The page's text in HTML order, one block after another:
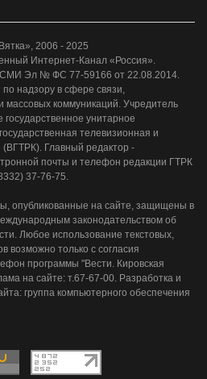
2006 - 2025
Интернет-Канал «Россия».
СМИ Эл № ФС 77-59166 от 22.08.2014.
надзору в сфере связи,
коммуникаций. Учредитель
унитарное
телевизионная и
Главный редактор -
почты и телефон редакции ГТРК
37-76-75.
опубликованные на сайте, защищены в
законодательством об
Любое использование текстовых,
возможно только с согласия
программы "Вести. Кировская
на сайте: т.67-67-00. Разработка и
группа компьютерного обеспечения